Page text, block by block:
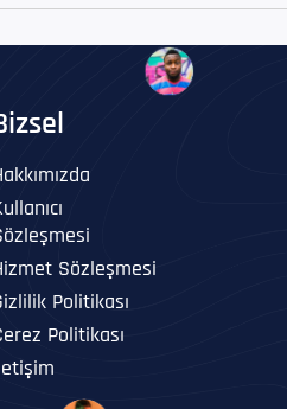
Sözleşmesi
Politikası
Politikası